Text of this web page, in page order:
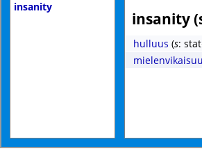
insanity
insanity
hulluus (s: